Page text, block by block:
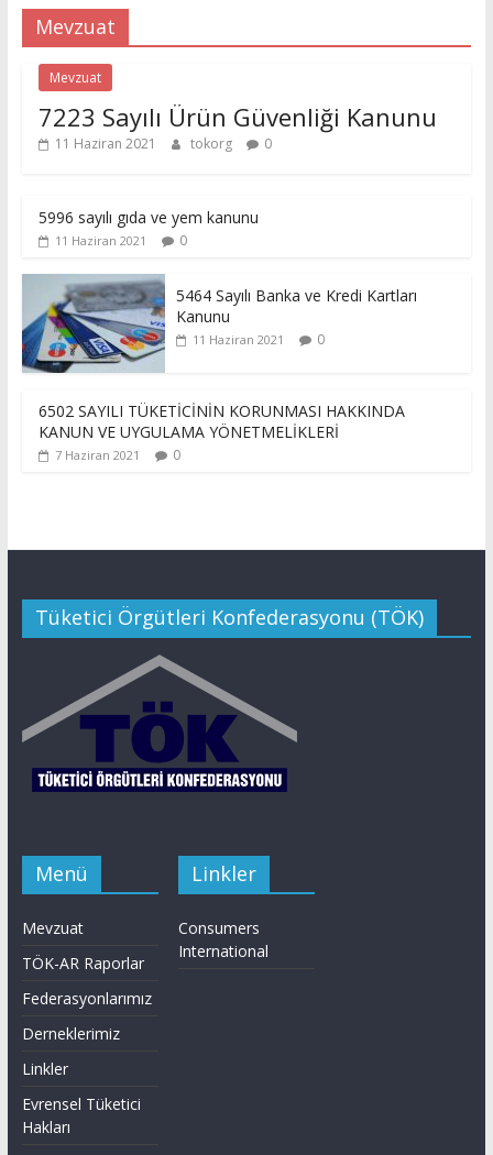
Mevzuat
Mevzuat
7223 Sayılı Ürün Güvenliği Kanunu
11 Haziran 2021 tokorg 0
5996 sayılı gıda ve yem kanunu
11 Haziran 2021 0
5464 Sayılı Banka ve Kredi Kartları
Kanunu
11 Haziran 2021 0
6502 SAYILI TÜKETİCİNİN KORUNMASI HAKKINDA
KANUN VE UYGULAMA YÖNETMELİKLERİ
7 Haziran 2021 0
Tüketici Örgütleri Konfederasyonu (TÖK)
Menü
Mevzuat
TÖK-AR Raporlar
Federasyonlarımız
Derneklerimiz
Linkler
Evrensel Tüketici
Hakları
Linkler
Consumers
International